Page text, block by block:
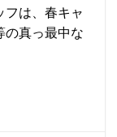
フは、春キャ
の真っ最中な